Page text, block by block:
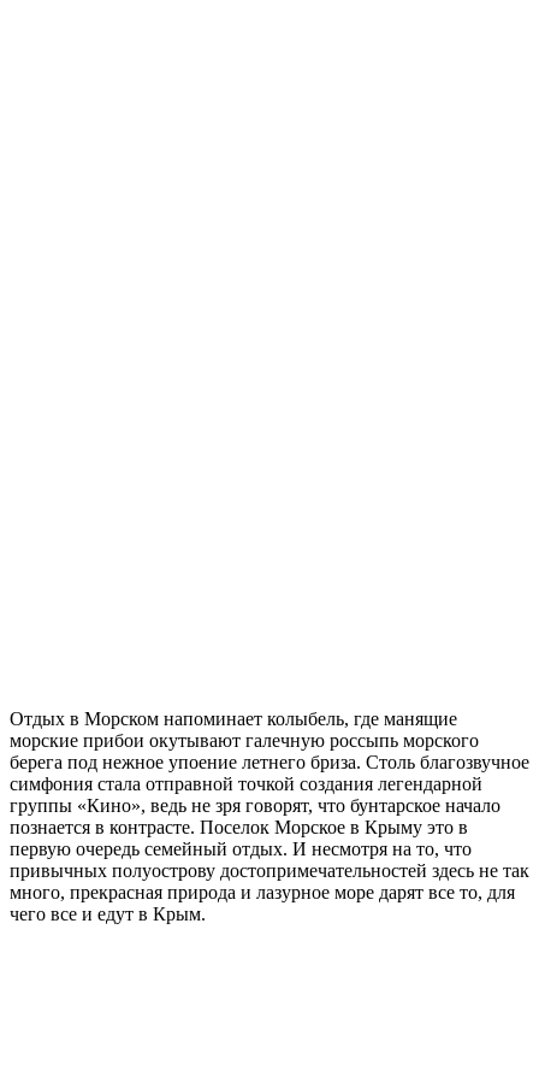
Отдых в Морском напоминает колыбель, где манящие
морские прибои окутывают галечную россыпь морского
берега под нежное упоение летнего бриза. Столь благозвучное
симфония стала отправной точкой создания легендарной
группы «Кино», ведь не зря говорят, что бунтарское начало
познается в контрасте. Поселок Морское в Крыму это в
первую очередь семейный отдых. И несмотря на то, что
привычных полуострову достопримечательностей здесь не так
много, прекрасная природа и лазурное море дарят все то, для
чего все и едут в Крым.